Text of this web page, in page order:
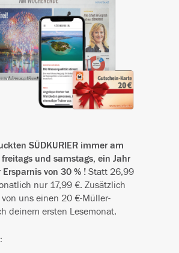
SÜDKURIER immer am
und samstags, ein Jahr
von 30 % !Statt 26,99
nur 17,99 €. Zusätzlich
uns einen 20 €-Müller-
deinem ersten Lesemonat.